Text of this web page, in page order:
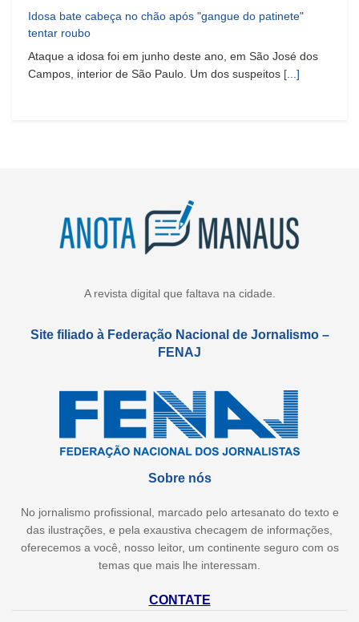
Idosa bate cabeça no chão após "gangue do patinete"
tentar roubo
Ataque a idosa foi em junho deste ano, em São José dos
Campos, interior de São Paulo. Um dos suspeitos [...]
A revista digital que faltava na cidade.
Site filiado à Federação Nacional de Jornalismo –
FENAJ
Sobre nós
No jornalismo profissional, marcado pelo artesanato do texto e
das ilustrações, e pela exaustiva checagem de informações,
oferecemos a você, nosso leitor, um continente seguro com os
temas que mais lhe interessam.
CONTATE